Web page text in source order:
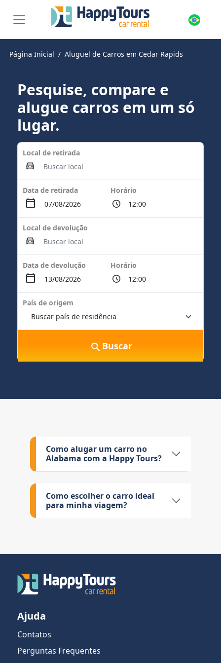
Página Inicial Aluguel de Carros em Cedar Rapids
Pesquise, compare e
alugue carros em um só
lugar.
Local de retirada
Data de retirada Horário
Local de devolução
Data de devolução Horário
País de origem
Buscar
Como alugar um carro no
Alabama com a Happy Tours?
Como escolher o carro ideal
para minha viagem?
Ajuda
Contatos
Perguntas Frequentes